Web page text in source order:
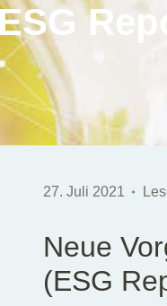
27. Juli 2021
Neue
(ESG